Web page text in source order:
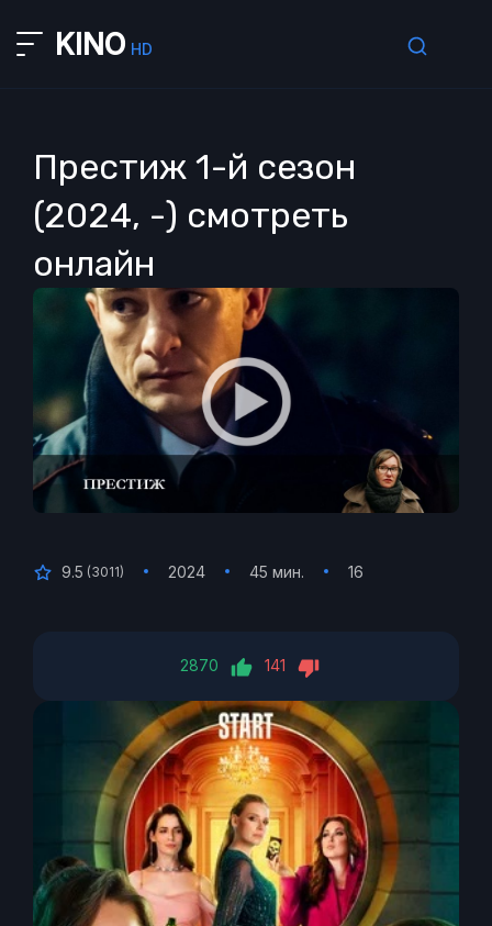
KINO HD
Престиж 1-й сезон
(2024, -) смотреть
онлайн
9.5 (3011) 2024 45 мин. 16
2870 141